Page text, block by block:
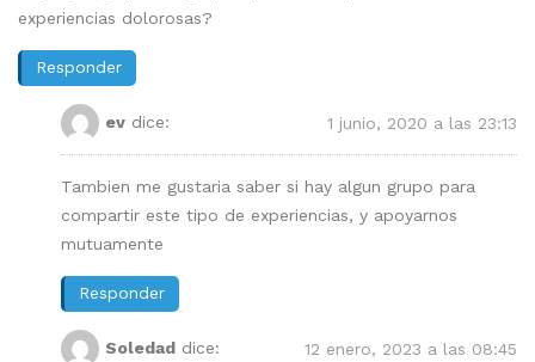
experiencias dolorosas?
Responder
ev dice: 1 junio, 2020 a las 23:13
Tambien me gustaria saber si hay algun grupo para
compartir este tipo de experiencias, y apoyarnos
mutuamente
Responder
Soledad dice: 12 enero, 2023 a las 08:45